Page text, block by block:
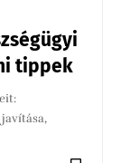
tippek